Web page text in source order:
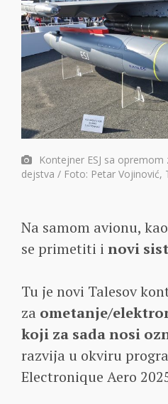
Kontejner ESJ sa
dejstva / Foto: Petar Vojinović,
Na samom avionu,
se primetiti i novi
Tu je novi Talesov
za ometanje/
koji za sada nosi
razvija u okviru
Electronique Aero